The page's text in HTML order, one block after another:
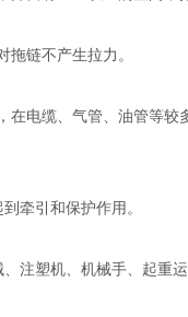
对拖链不产生拉力。
电缆、气管、油管等较
牵引和保护作用。
注塑机、机械手、起重运